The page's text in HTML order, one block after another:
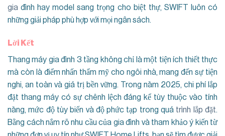
gia đình hay model sang trọng cho biệt thự, SWIFT luôn có
những giải pháp phù hợp với mọi ngân sách.
Lời Kết
Thang máy gia đình 3 tầng không chỉ là một tiện ích thiết thực
mà còn là điểm nhấn thẩm mỹ cho ngôi nhà, mang đến sự tiện
nghi, an toàn và giá trị bền vững. Trong năm 2025, chi phí lắp
đặt thang máy có sự chênh lệch đáng kể tùy thuộc vào tính
năng, mức độ tùy biến và độ phức tạp trong quá trình lắp đặt.
Bằng cách nắm rõ nhu cầu của gia đình và tham khảo ý kiến từ